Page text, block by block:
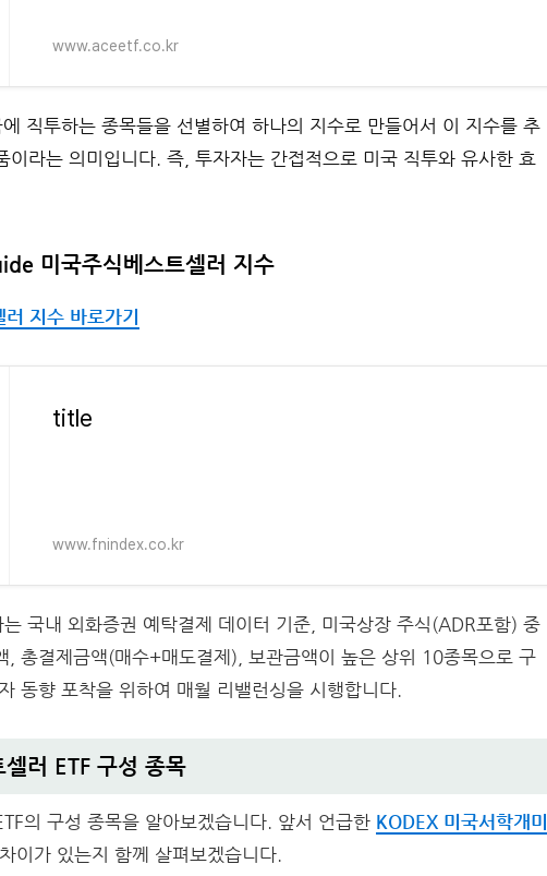
www.aceetf.co.kr
직투하는 종목들을 선별하여 하나의 지수로 만들어서 이 지수를 추
이라는 의미입니다. 즉, 투자자는 간접적으로 미국 직투와 유사한 효
미국주식베스트셀러 지수
지수 바로가기
title
www.fnindex.co.kr
국내 외화증권 예탁결제 데이터 기준, 미국상장 주식(ADR포함) 중
, 총결제금액(매수+매도결제), 보관금액이 높은 상위 10종목으로 구
동향 포착을 위하여 매월 리밸런싱을 시행합니다.
러 ETF 구성 종목
의 구성 종목을 알아보겠습니다. 앞서 언급한 KODEX 미국서학개미
이가 있는지 함께 살펴보겠습니다.